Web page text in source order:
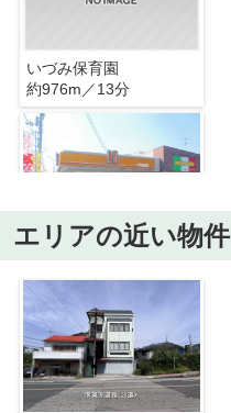
いづみ保育園
約976m／13分
ほっかほっか亭 一ツ橋店
約1251m／16分
エリアの近い物件